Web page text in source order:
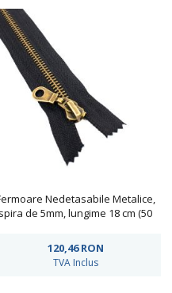
Nedetasabile Metalice,
spira de 5mm, lungime 18 cm (50
120,46RON
TVA Inclus